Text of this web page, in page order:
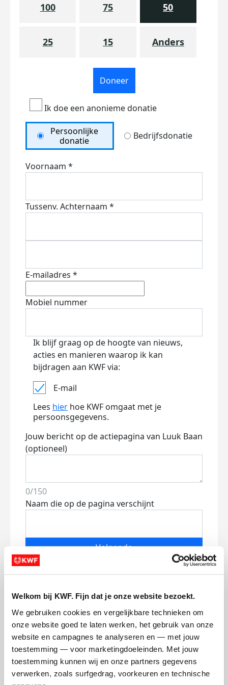
Welkom bij KWF. Fijn dat je onze website bezoekt.
We gebruiken cookies en vergelijkbare technieken om
onze website goed te laten werken, het gebruik van onze
website en campagnes te analyseren en — met jouw
toestemming — voor marketingdoeleinden. Met jouw
toestemming kunnen wij en onze partners gegevens
verwerken, zoals surfgedrag, voorkeuren en technische
100 75 50
25 15 Anders
Doneer
Ik doe een anonieme donatie
Persoonlijke
donatie
Bedrijfsdonatie
Voornaam *
Tussenv. Achternaam *
E-mailadres *
Mobiel nummer
Ik blijf graag op de hoogte van nieuws,
acties en manieren waarop ik kan
bijdragen aan KWF via:
E-mail
Lees hier hoe KWF omgaat met je
persoonsgegevens.
Jouw bericht op de actiepagina van Luuk Baan
(optioneel)
0/150
Naam die op de pagina verschijnt
Volgende
Creditcard